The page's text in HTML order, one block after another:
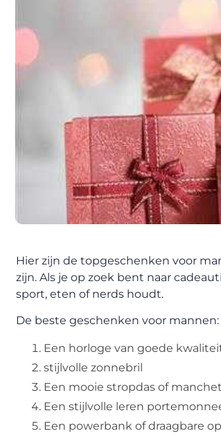
Hier zijn de topgeschenken voor
zijn. Als je op zoek bent naar
sport, eten of nerds houdt.
De beste geschenken voor mannen:
Een horloge van goede
stijlvolle zonnebril
Een mooie stropdas of
Een stijlvolle leren
Een powerbank of draagbare